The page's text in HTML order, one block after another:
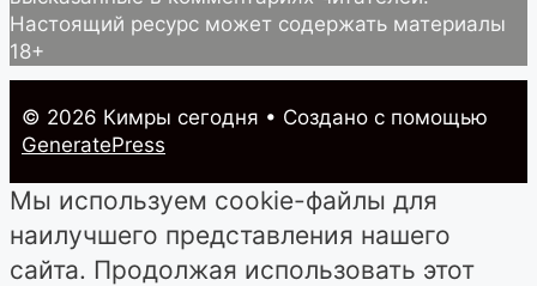
Настоящий ресурс может содержать материалы
18+
© 2026 Кимры cегодня • Создано с помощью
GeneratePress
Мы используем cookie-файлы для
наилучшего представления нашего
сайта. Продолжая использовать этот